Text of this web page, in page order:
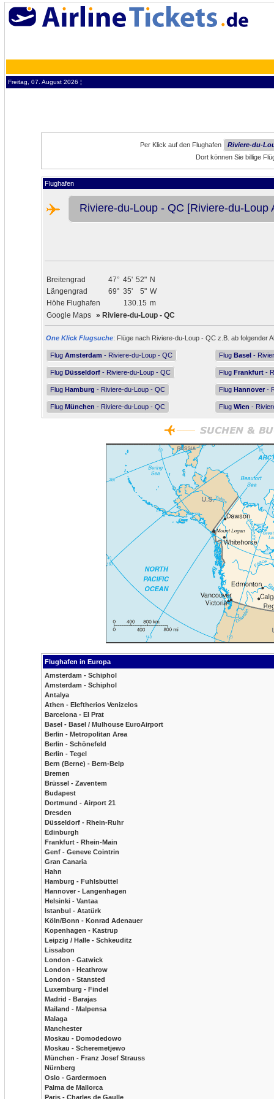
Freitag, 07. August 2026 ¦
Per Klick auf den Flughafen
Riviere-du-
Dort können Sie billige
Flughafen
Riviere-du-Loup - QC [Riviere-du-Loup
Breitengrad 47° 45' 52" N
Längengrad
69° 35' 5" W
Höhe Flughafen
130.15 m
Google Maps » Riviere-du-Loup - QC
One Klick Flugsuche: Flüge nach Riviere-du-Loup - QC z.B. ab folgender
Flug Amsterdam - Riviere-du-Loup - QC Flug Basel -
Flug Düsseldorf - Riviere-du-Loup - QC Flug Frankfurt -
Flug Hamburg - Riviere-du-Loup - QC Flug Hannover -
Flug München - Riviere-du-Loup - QC Flug Wien -
Flughafen in Europa
Amsterdam - Schiphol
Amsterdam - Schiphol
Antalya
Athen - Eleftherios Venizelos
Barcelona - El Prat
Basel - Basel / Mulhouse EuroAirport
Berlin - Metropolitan Area
Berlin - Schönefeld
Berlin - Tegel
Bern (Berne) - Bern-Belp
Bremen
Brüssel - Zaventem
Budapest
Dortmund - Airport 21
Dresden
Düsseldorf - Rhein-Ruhr
Edinburgh
Frankfurt - Rhein-Main
Genf - Geneve Cointrin
Gran Canaria
Hahn
Hamburg - Fuhlsbüttel
Hannover - Langenhagen
Helsinki - Vantaa
Istanbul - Atatürk
Köln/Bonn - Konrad Adenauer
Kopenhagen - Kastrup
Leipzig / Halle - Schkeuditz
Lissabon
London - Gatwick
London - Heathrow
London - Stansted
Luxemburg - Findel
Madrid - Barajas
Mailand - Malpensa
Malaga
Manchester
Moskau - Domodedowo
Moskau - Scheremetjewo
München - Franz Josef Strauss
Nürnberg
Oslo - Gardermoen
Palma de Mallorca
Paris - Charles de Gaulle